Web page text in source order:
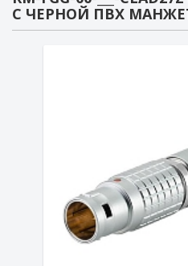
С ЧЕРНОЙ ПВХ